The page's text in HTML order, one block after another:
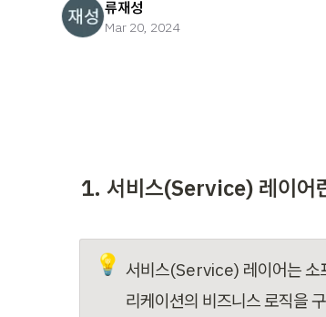
류재성
Mar 20, 2024
1. 서비스(Service) 레이어
💡 서비스(Service) 레이어는 소
리케이션의 비즈니스 로직을